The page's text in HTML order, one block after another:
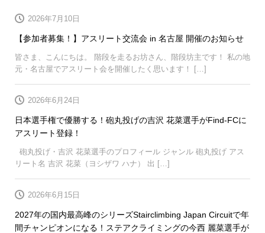
【参加者募集！】アスリート交流会 in 名古屋 開催のお知らせ
2026年7月10日
皆さま、こんにちは。 階段を走るお坊さん、階段坊主です！ 私の地
元・名古屋でアスリート会を開催したく思います！ […]
日本選手権で優勝する！砲丸投げの吉沢 花菜選手がFind-FCに
アスリート登録！
2026年6月24日
砲丸投げ・吉沢 花菜選手のプロフィール ジャンル 砲丸投げ アス
リート名 吉沢 花菜（ヨシザワ ハナ） 出 […]
2027年の国内最高峰のシリーズStairclimbing Japan Circuitで年
間チャンピオンになる！ステアクライミングの今西 麗菜選手が
2026年6月15日